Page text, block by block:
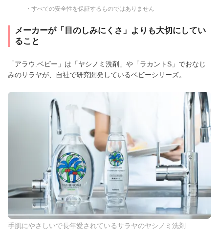
・すべての安全性を保証するものではありません
メーカーが「目のしみにくさ」よりも大切にしてい
ること
「アラウ.ベビー」は「ヤシノミ洗剤」や「ラカントS」でおなじ
みのサラヤが、自社で研究開発しているベビーシリーズ。
手肌にやさしいで長年愛されているサラヤのヤシノミ洗剤